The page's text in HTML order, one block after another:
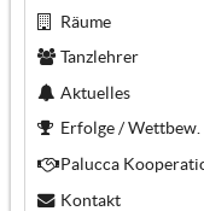
Räume
Tanzlehrer
Aktuelles
Erfolge / Wettbew.
Palucca
Kontakt